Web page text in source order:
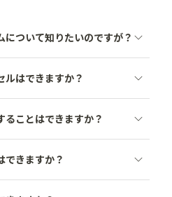
たします。
ページに移動していただき、気
リックするとご確認いただけま
ます。
グイン
リックし、注文番号横の「注文
分内でしたらお客様ご自身での